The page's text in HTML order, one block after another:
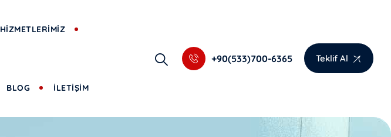
HİZMETLERİMİZ
BLOG İLETİŞİM
+90(533)700-6365 Teklif Al